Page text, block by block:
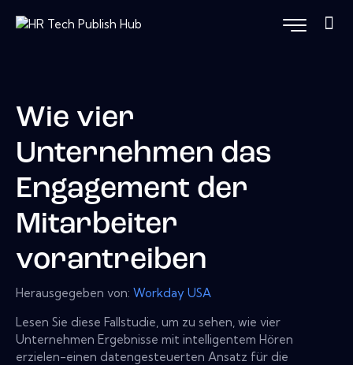
Wie vier
Unternehmen das
Engagement der
Mitarbeiter
vorantreiben
Herausgegeben von: Workday USA
Lesen Sie diese Fallstudie, um zu sehen, wie vier
Unternehmen Ergebnisse mit intelligentem Hören
erzielen-einen datengesteuerten Ansatz für die